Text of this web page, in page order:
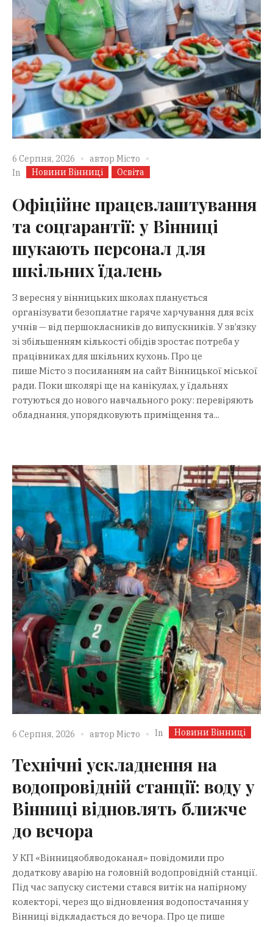
6 Серпня, 2026 автор Місто
In
Новини Вінниці Освіта
Офіційне працевлаштування
та соцгарантії: у Вінниці
шукають персонал для
шкільних їдалень
З вересня у вінницьких школах планується
організувати безоплатне гаряче харчування для всіх
учнів — від першокласників до випускників. У зв’язку
зі збільшенням кількості обідів зростає потреба у
працівниках для шкільних кухонь. Про це
пише Місто з посиланням на сайт Вінницької міської
ради. Поки школярі ще на канікулах, у їдальнях
готуються до нового навчального року: перевіряють
обладнання, упорядковують приміщення та...
6 Серпня, 2026 автор Місто In Новини Вінниці
Технічні ускладнення на
водопровідній станції: воду у
Вінниці відновлять ближче
до вечора
У КП «Вінницяоблводоканал» повідомили про
додаткову аварію на головній водопровідній станції.
Під час запуску системи стався витік на напірному
колекторі, через що відновлення водопостачання у
Вінниці відкладається до вечора. Про це пише